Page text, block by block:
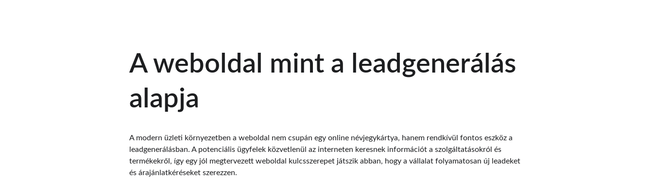
A weboldal mint a leadgenerálás
alapja
A modern üzleti környezetben a weboldal nem csupán egy online névjegykártya, hanem rendkívül fontos eszköz a
leadgenerálásban. A potenciális ügyfelek közvetlenül az interneten keresnek információt a szolgáltatásokról és
termékekről, így egy jól megtervezett weboldal kulcsszerepet játszik abban, hogy a vállalat folyamatosan új leadeket
és árajánlatkéréseket szerezzen.